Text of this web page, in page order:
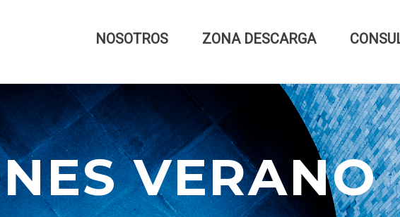
NOSOTROS ZONA DESCARGA
VERANO